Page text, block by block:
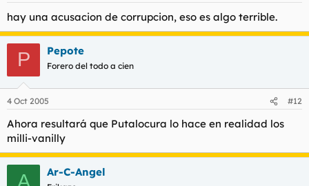
hay una acusacion de corrupcion, eso es algo terrible.
P Pepote
Forero del todo a cien
4 Oct 2005 #12
Ahora resultará que Putalocura lo hace en realidad los
milli-vanilly
A Ar-C-Angel